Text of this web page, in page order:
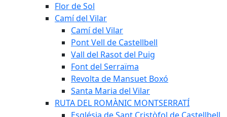
Flor de Sol
Camí del Vilar
Camí del Vilar
Pont Vell de Castellbell
Vall del Rasot del Puig
Font del Serraïma
Revolta de Mansuet Boxó
Santa Maria del Vilar
RUTA DEL ROMÀNIC MONTSERRATÍ